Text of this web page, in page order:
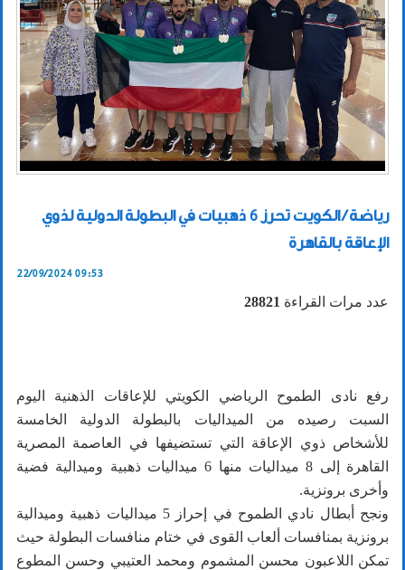
رياضة / الكويت تحرز 6 ذهبيات في البطولة الدولية لذوي
الإعاقة بالقاهرة
22/09/2024 09:53
عدد مرات القراءة 28821
رفع نادى الطموح الرياضي الكويتي للإعاقات الذهنية اليوم
السبت رصيده من الميداليات بالبطولة الدولية الخامسة
للأشخاص ذوي الإعاقة التي تستضيفها في العاصمة المصرية
القاهرة إلى 8 ميداليات منها 6 ميداليات ذهبية وميدالية فضية
وأخرى برونزية.
ونجح أبطال نادي الطموح في إحراز 5 ميداليات ذهبية وميدالية
برونزية بمنافسات ألعاب القوى في ختام منافسات البطولة حيث
تمكن اللاعبون محسن المشموم ومحمد العتيبي وحسن المطوع